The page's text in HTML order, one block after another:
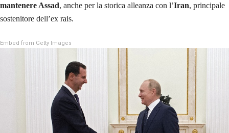
mantenere Assad, anche per la storica alleanza con l’Iran, principale
sostenitore dell’ex rais.
Embed from Getty Images